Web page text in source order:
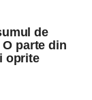
de
O parte din
oprite